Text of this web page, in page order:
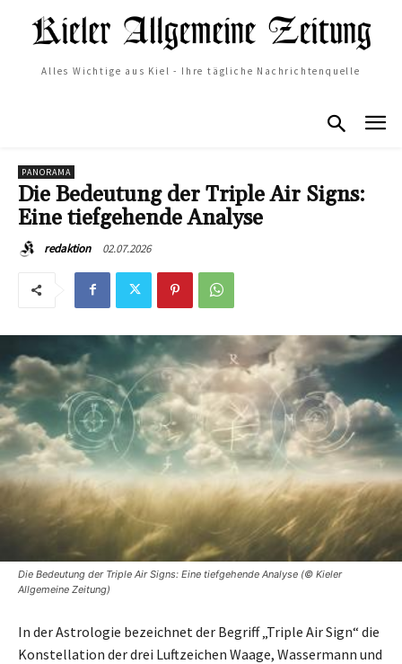
Alles Wichtige aus Kiel - Ihre tägliche Nachrichtenquelle
PANORAMA
Die Bedeutung der Triple Air Signs:
Eine tiefgehende Analyse
redaktion 02.07.2026
Die Bedeutung der Triple Air Signs: Eine tiefgehende Analyse (© Kieler
Allgemeine Zeitung)
In der Astrologie bezeichnet der Begriff „Triple Air Sign“ die
Konstellation der drei Luftzeichen Waage, Wassermann und